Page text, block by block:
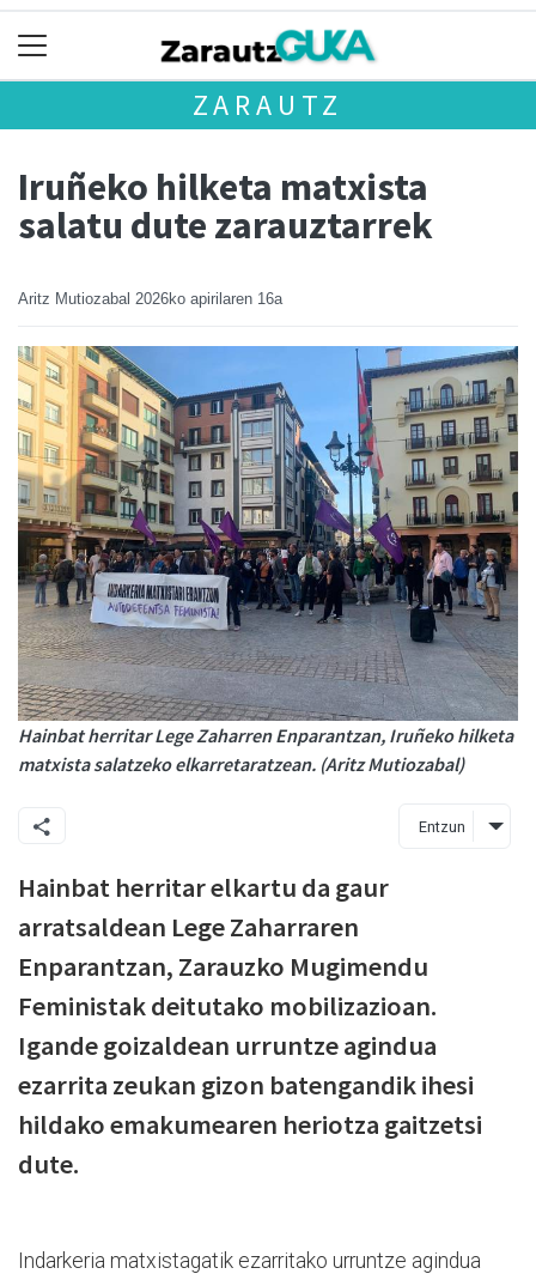
ZARAUTZ
Iruñeko hilketa matxista
salatu dute zarauztarrek
Aritz Mutiozabal 2026ko apirilaren 16a
Hainbat herritar Lege Zaharren Enparantzan, Iruñeko hilketa
matxista salatzeko elkarretaratzean. (Aritz Mutiozabal)
Entzun
Hainbat herritar elkartu da gaur
arratsaldean Lege Zaharraren
Enparantzan, Zarauzko Mugimendu
Feministak deitutako mobilizazioan.
Igande goizaldean urruntze agindua
ezarrita zeukan gizon batengandik ihesi
hildako emakumearen heriotza gaitzetsi
dute.
Indarkeria matxistagatik ezarritako urruntze agindua